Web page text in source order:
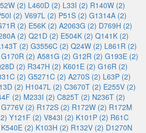
(2) L460D (2) L33I (2) R140W (2)
(2) V697L (2) P51S (2) G1314A (2)
(2) E56K (2) A2063G (2) D769H (2)
(2) Q21D (2) E504K (2) Q141K (2)
(2) G3556C (2) Q24W (2) L861R (2)
G170R (2) A581G (2) G12R (2) G193E (2)
(2) R347H (2) K601E (2) G16R (2)
(2) G5271C (2) A270S (2) L63P (2)
(2) H1047L (2) C3670T (2) E255V (2)
(2) M233I (2) C825T (2) N236T (2)
G776V (2) R172S (2) R172W (2) R172M
Y121F (2) V843I (2) K101P (2) R61C
K540E (2) K103H (2) R132V (2) D1270N